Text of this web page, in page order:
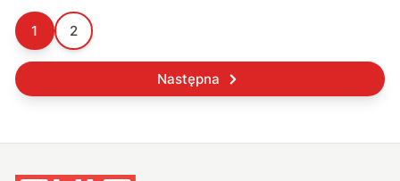
1 2
Następna